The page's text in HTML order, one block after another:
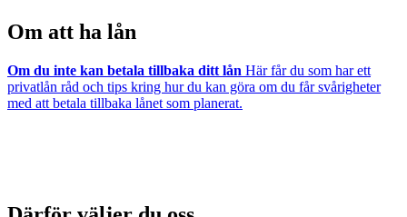
Om att ha lån
Om du inte kan betala tillbaka ditt lån Här får du som har ett
privatlån råd och tips kring hur du kan göra om du får svårigheter
med att betala tillbaka lånet som planerat.